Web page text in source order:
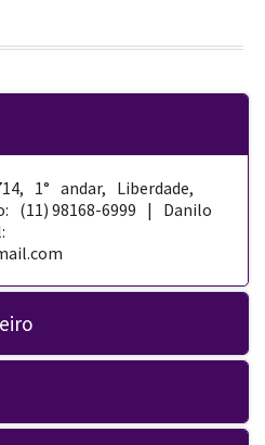
1° andar, Liberdade,
(11) 98168-­6999 | Danilo